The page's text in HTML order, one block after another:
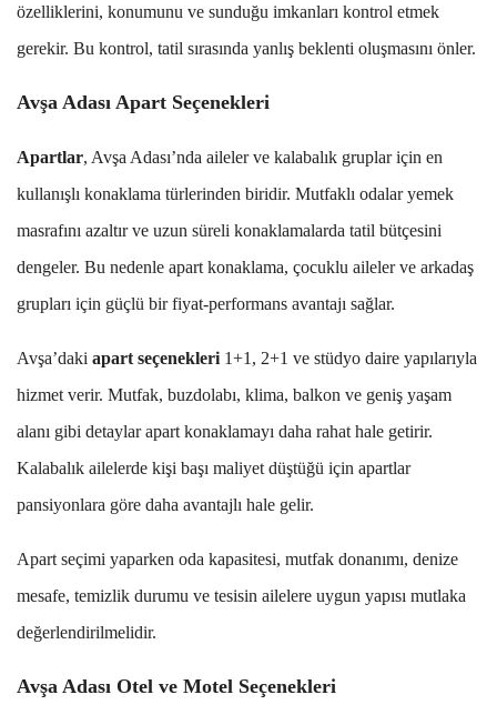
özelliklerini, konumunu ve sunduğu imkanları kontrol etmek
gerekir. Bu kontrol, tatil sırasında yanlış beklenti oluşmasını önler.
Avşa Adası Apart Seçenekleri
Apartlar, Avşa Adası’nda aileler ve kalabalık gruplar için en
kullanışlı konaklama türlerinden biridir. Mutfaklı odalar yemek
masrafını azaltır ve uzun süreli konaklamalarda tatil bütçesini
dengeler. Bu nedenle apart konaklama, çocuklu aileler ve arkadaş
grupları için güçlü bir fiyat-performans avantajı sağlar.
Avşa’daki apart seçenekleri 1+1, 2+1 ve stüdyo daire yapılarıyla
hizmet verir. Mutfak, buzdolabı, klima, balkon ve geniş yaşam
alanı gibi detaylar apart konaklamayı daha rahat hale getirir.
Kalabalık ailelerde kişi başı maliyet düştüğü için apartlar
pansiyonlara göre daha avantajlı hale gelir.
Apart seçimi yaparken oda kapasitesi, mutfak donanımı, denize
mesafe, temizlik durumu ve tesisin ailelere uygun yapısı mutlaka
değerlendirilmelidir.
Avşa Adası Otel ve Motel Seçenekleri